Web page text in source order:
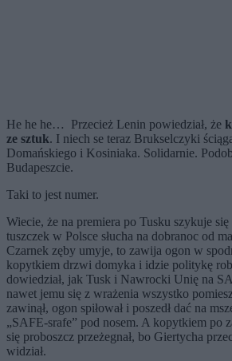
He he he… Przecież Lenin powiedział, że
ze sztuk. I niech se teraz Brukselczyki
Domańskiego i Kosiniaka. Solidarnie.
Budapeszcie.
Taki to jest numer.
Wiecie, że na premiera po Tusku szykuje
tuszczek w Polsce słucha na dobranoc od
Czarnek zęby umyje, to zawija ogon w
kopytkiem drzwi domyka i idzie politykę
dowiedział, jak Tusk i Nawrocki Unię na
nawet jemu się z wrażenia wszystko
zawinął, ogon spiłował i poszedł dać na
„SAFE-srafe” pod nosem. A kopytkiem po
się proboszcz przeżegnał, bo Giertycha
widział.